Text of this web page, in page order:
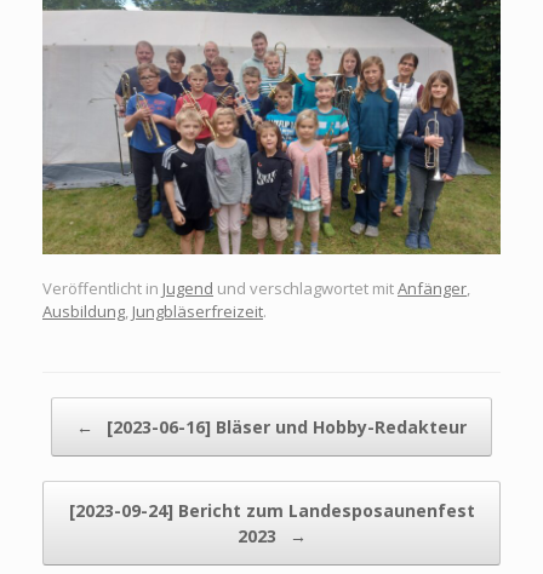
Veröffentlicht in Jugend und verschlagwortet mitAnfänger,
Ausbildung, Jungbläserfreizeit.
← [2023-06-16] Bläser und Hobby-Redakteur
[2023-09-24] Bericht zum Landesposaunenfest
2023
→